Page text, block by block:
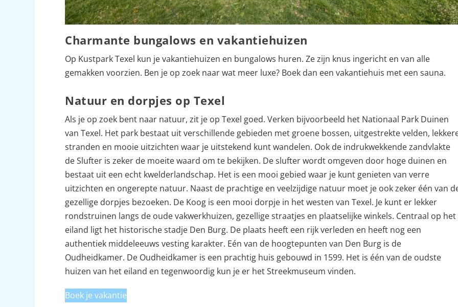
Charmante bungalows en vakantiehuizen
Op Kustpark Texel kun je vakantiehuizen en bungalows huren. Ze zijn knus ingericht en van alle
gemakken voorzien. Ben je op zoek naar wat meer luxe? Boek dan een vakantiehuis met een sauna.
Natuur en dorpjes op Texel
Als je op zoek bent naar natuur, zit je op Texel goed. Verken bijvoorbeeld het Nationaal Park Duinen
van Texel. Het park bestaat uit verschillende gebieden met groene bossen, uitgestrekte velden,
stranden en mooie uitzichten waar je uitstekend kunt wandelen. Ook de indrukwekkende zandvlakte
de Slufter is zeker de moeite waard om te bekijken. De slufter wordt omgeven door hoge duinen en
bestaat uit een echt kwelderlandschap. Het is een mooi gebied waar je kunt genieten van verre
uitzichten en ongerepte natuur. Naast de prachtige en veelzijdige natuur moet je ook zeker één van
gezellige dorpjes bezoeken. De Koog is een mooi dorpje in het westen van Texel. Je kunt er lekker
rondstruinen langs de oude vakwerkhuizen, gezellige straatjes en plaatselijke winkels. Centraal op het
eiland ligt het historische stadje Den Burg. De plaats heeft een rijk verleden en heeft nog een
authentiek middeleeuws vesting karakter. Eén van de hoogtepunten van Den Burg is de
Oudheidkamer. De Oudheidkamer is een prachtig huis gebouwd in 1599. Het is één van de oudste
huizen van het eiland en tegenwoordig kun je er het Streekmuseum vinden.
Boek je vakantie